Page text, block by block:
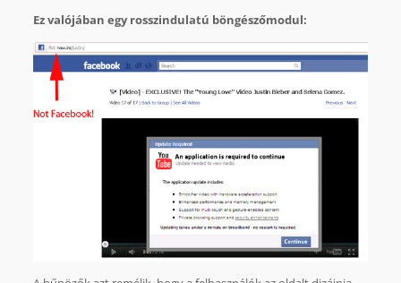
Ez valójában egy rosszindulatú böngészőmodul: